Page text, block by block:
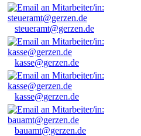
steueramt@gerzen.de
kasse@gerzen.de
kasse@gerzen.de
bauamt@gerzen.de